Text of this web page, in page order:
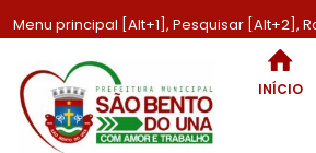
Menu principal [Alt+1], Pesquisar [Alt+2],
INÍCIO